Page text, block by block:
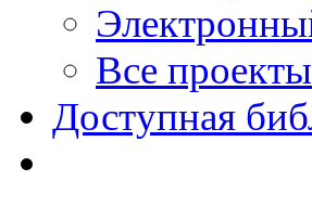
Все проекты
Доступная